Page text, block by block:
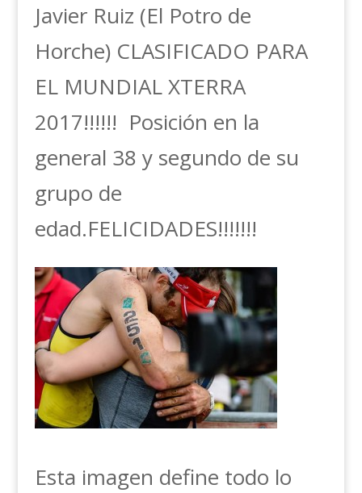
Javier Ruiz (El Potro de
Horche) CLASIFICADO PARA
EL MUNDIAL XTERRA
2017!!!!!! Posición en la
general 38 y segundo de su
grupo de
edad.FELICIDADES!!!!!!!
Esta imagen define todo lo